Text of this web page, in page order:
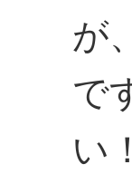
が
で
い！